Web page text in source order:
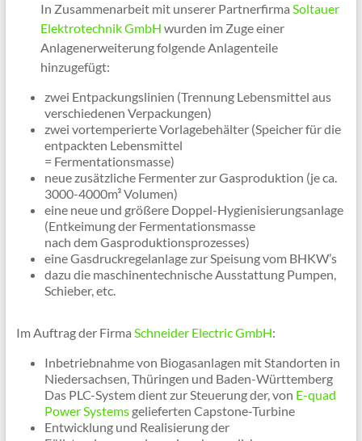
In Zusammenarbeit mit unserer Partnerfirma Soltauer
Elektrotechnik GmbH wurden im Zuge einer
Anlagenerweiterung folgende Anlagenteile
hinzugefügt:
zwei Entpackungslinien (Trennung Lebensmittel aus
verschiedenen Verpackungen)
zwei vortemperierte Vorlagebehälter (Speicher für die
entpackten Lebensmittel
= Fermentationsmasse)
neue zusätzliche Fermenter zur Gasproduktion (je ca.
3000-4000m³ Volumen)
eine neue und größere Doppel-Hygienisierungsanlage
(Entkeimung der Fermentationsmasse
nach dem Gasproduktionsprozesses)
eine Gasdruckregelanlage zur Speisung vom BHKW’s
dazu die maschinentechnische Ausstattung Pumpen,
Schieber, etc.
Im Auftrag der Firma Schneider Electric GmbH:
Inbetriebnahme von Biogasanlagen mit Standorten in
Niedersachsen, Thüringen und Baden-Württemberg
Das PLC-System dient zur Steuerung der, von E-quad
Power Systemsgelieferten Capstone-Turbine
Entwicklung und Realisierung der